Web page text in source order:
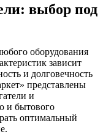
выбор под
оборудования
зависит
и долговечность
представлены
и
и бытового
оптимальный